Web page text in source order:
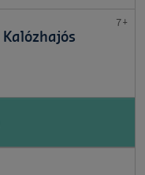
7+
Kalózhajós